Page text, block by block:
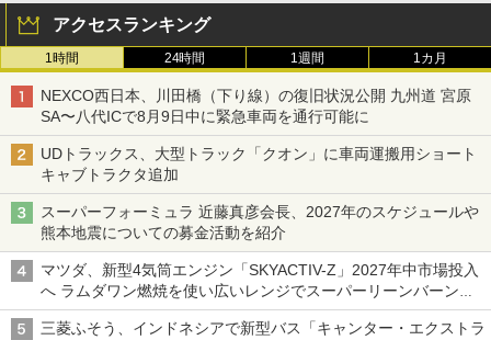
アクセスランキング
1時間 24時間 1週間 1カ月
NEXCO西日本、川田橋（下り線）の復旧状況公開 九州道 宮原
SA〜八代ICで8月9日中に緊急車両を通行可能に
UDトラックス、大型トラック「クオン」に車両運搬用ショート
キャブトラクタ追加
スーパーフォーミュラ 近藤真彦会長、2027年のスケジュールや
熊本地震についての募金活動を紹介
マツダ、新型4気筒エンジン「SKYACTIV-Z」2027年中市場投入
へ ラムダワン燃焼を使い広いレンジでスーパーリーンバーン燃
焼を実現
三菱ふそう、インドネシアで新型バス「キャンター・エクストラ